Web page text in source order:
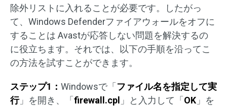
除外リストに入れることが必要です。したがっ
て、Windows Defenderファイアウォールをオフに
することは Avastが応答しない問題を解決するの
に役立ちます。それでは、以下の手順を沿ってこ
の方法を試すことができます。
ステップ1： Windowsで「ファイル名を指定して実
行」を開き、「firewall.cpl 」と入力して「OK 」を